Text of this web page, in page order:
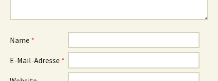
Name *
E-Mail-Adresse *